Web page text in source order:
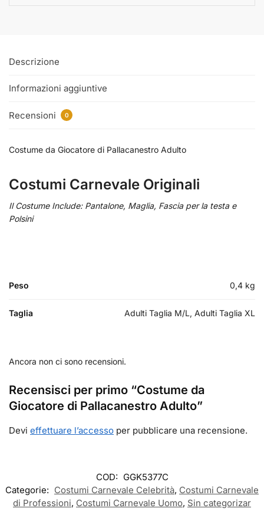
Descrizione
Informazioni aggiuntive
Recensioni 0
Costume da Giocatore di Pallacanestro Adulto
Costumi Carnevale Originali
Il Costume Include: Pantalone, Maglia, Fascia per la testa e
Polsini
Peso 0,4 kg
Taglia Adulti Taglia M/L, Adulti Taglia XL
Ancora non ci sono recensioni.
Recensisci per primo “Costume da
Giocatore di Pallacanestro Adulto”
Devi effettuare l’accesso per pubblicare una recensione.
COD: GGK5377C
Categorie: Costumi Carnevale Celebrità, Costumi Carnevale
di Professioni, Costumi Carnevale Uomo, Sin categorizar